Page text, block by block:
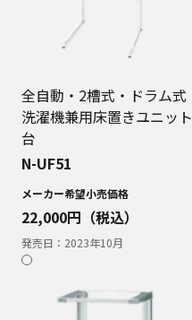
全自動・2槽式・ドラム式
洗濯機兼用床置きユニット
台
N-UF51
メーカー希望小売価格
22,000円（税込）
発売日： 2023年10月